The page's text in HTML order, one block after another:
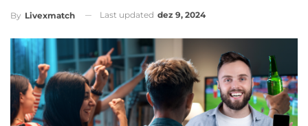
By Livexmatch Last updated dez 9, 2024